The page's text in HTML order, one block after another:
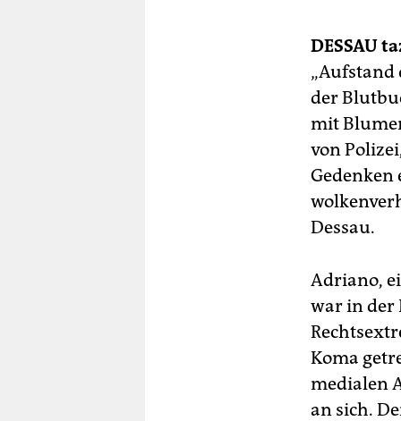
DESSAU
„Aufstand
der
mit
von
Gedenken
Dessau.
Adriano,
war in der
Koma
medialen
an sich.